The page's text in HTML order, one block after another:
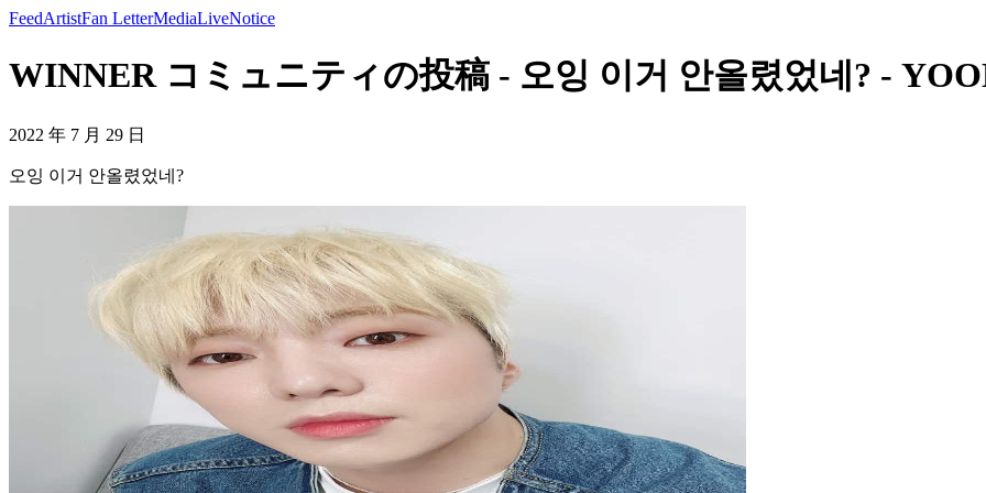
FeedArtistFan LetterMediaLiveNotice
WINNER コミュニティの投稿 - 오잉 이거 안올렸었네? -
2022 年 7 月 29 日
오잉 이거 안올렸었네?